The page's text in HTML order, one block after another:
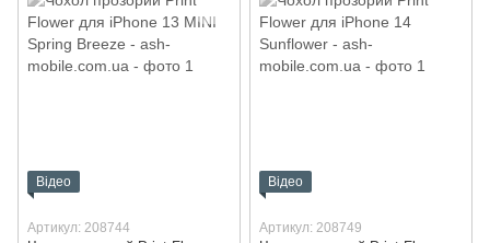
Відео
Артикул: 208744
Відео
Артикул: 208749